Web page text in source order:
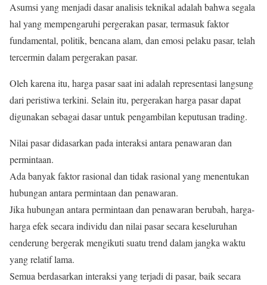
Asumsi yang menjadi dasar analisis teknikal adalah bahwa segala
hal yang mempengaruhi pergerakan pasar, termasuk faktor
fundamental, politik, bencana alam, dan emosi pelaku pasar, telah
tercermin dalam pergerakan pasar.
Oleh karena itu, harga pasar saat ini adalah representasi langsung
dari peristiwa terkini. Selain itu, pergerakan harga pasar dapat
digunakan sebagai dasar untuk pengambilan keputusan trading.
Nilai pasar didasarkan pada interaksi antara penawaran dan
permintaan.
Ada banyak faktor rasional dan tidak rasional yang menentukan
hubungan antara permintaan dan penawaran.
Jika hubungan antara permintaan dan penawaran berubah, harga-
harga efek secara individu dan nilai pasar secara keseluruhan
cenderung bergerak mengikuti suatu trend dalam jangka waktu
yang relatif lama.
Semua berdasarkan interaksi yang terjadi di pasar, baik secara